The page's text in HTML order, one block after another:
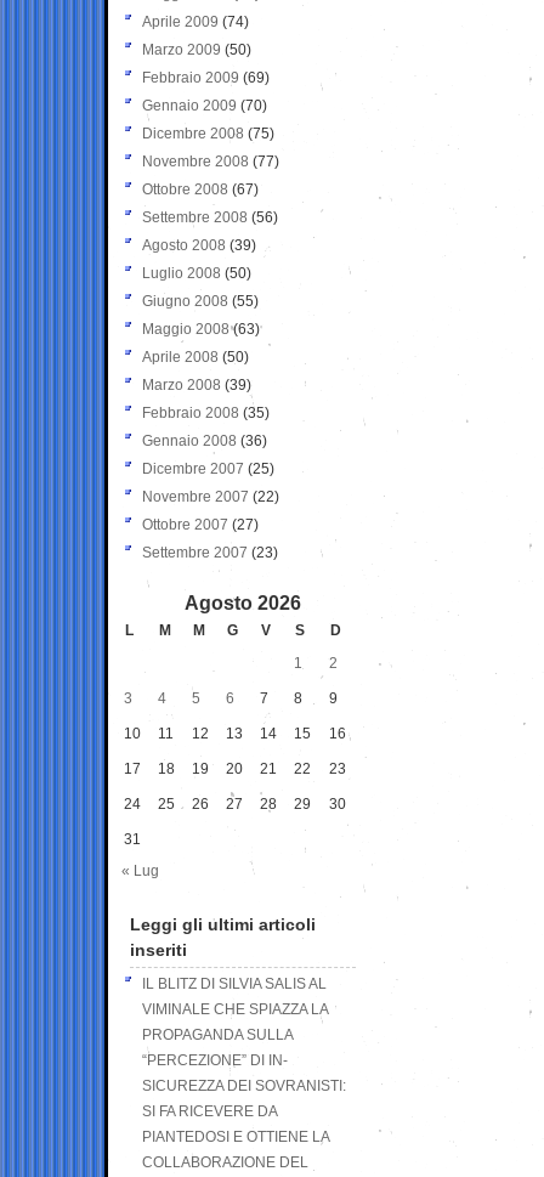
Aprile 2009 (74)
Marzo 2009 (50)
Febbraio 2009 (69)
Gennaio 2009 (70)
Dicembre 2008 (75)
Novembre 2008 (77)
Ottobre 2008 (67)
Settembre 2008 (56)
Agosto 2008 (39)
Luglio 2008 (50)
Giugno 2008 (55)
Maggio 2008(63)
Aprile 2008 (50)
Marzo 2008 (39)
Febbraio 2008 (35)
Gennaio 2008 (36)
Dicembre 2007 (25)
Novembre 2007 (22)
Ottobre 2007 (27)
Settembre 2007 (23)
Agosto 2026
L M M G V S
D
1
2
3 4 5 6 7 8 9
10 11 12 13 14 15 16
17 18 19 20 21 22 23
24 25 26 27 28 29 30
31
« Lug
Leggi gli ultimi articoli
inseriti
IL BLITZ DI SILVIA SALIS AL
VIMINALE CHE SPIAZZA LA
PROPAGANDA SULLA
“PERCEZIONE” DI IN-
SICUREZZA DEI SOVRANISTI:
SI FA RICEVERE DA
PIANTEDOSI E OTTIENE LA
COLLABORAZIONE DEL